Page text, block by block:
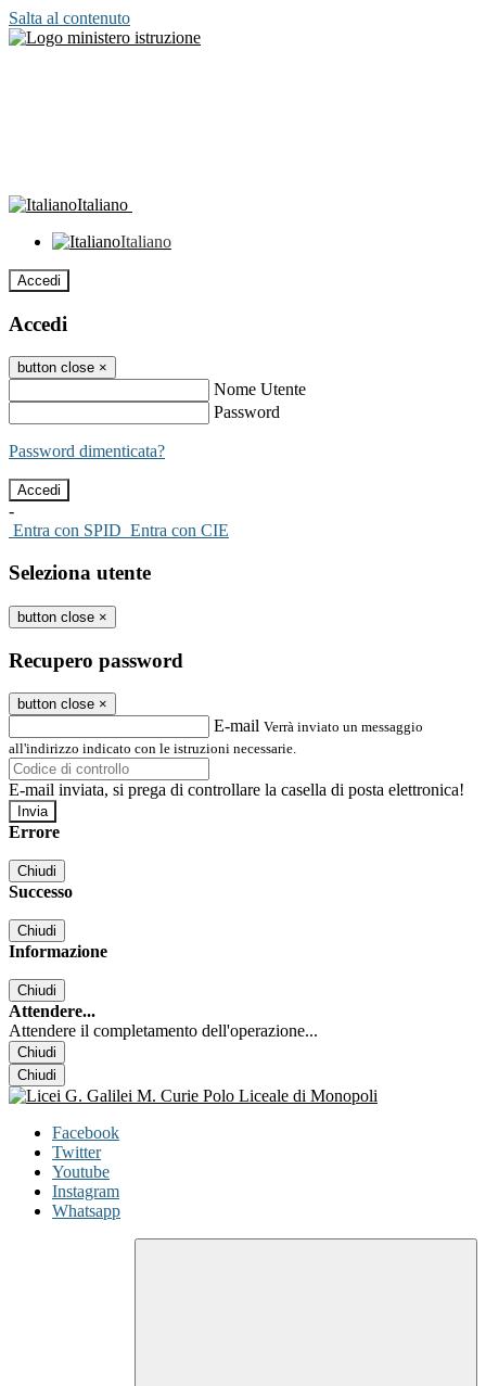
Salta al contenuto
Italiano
Italiano
Accedi
Accedi
button close ×
Nome Utente
Password
Password dimenticata?
-
Entra con SPID Entra con CIE
Seleziona utente
button close ×
Recupero password
button close ×
E-mail Verrà inviato un messaggio
all'indirizzo indicato con le istruzioni necessarie.
E-mail inviata, si prega di controllare la casella di posta elettronica!
Errore
Chiudi
Successo
Chiudi
Informazione
Chiudi
Attendere...
Attendere il completamento dell'operazione...
Chiudi
Chiudi
Facebook
Twitter
Youtube
Instagram
Whatsapp